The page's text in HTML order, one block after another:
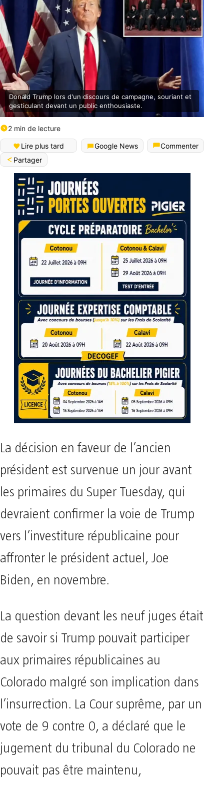
Donald Trump lors d'un discours de campagne, souriant et
gesticulant devant un public enthousiaste.
2 min de lecture
Lire plus tard Google News
Commenter
Partager
La décision en faveur de l’ancien
président est survenue un jour avant
les primaires du Super Tuesday, qui
devraient confirmer la voie de Trump
vers l’investiture républicaine pour
affronter le président actuel, Joe
Biden, en novembre.
La question devant les neuf juges était
de savoir si Trump pouvait participer
aux primaires républicaines au
Colorado malgré son implication dans
l’insurrection. La Cour suprême, par un
vote de 9 contre 0, a déclaré que le
jugement du tribunal du Colorado ne
pouvait pas être maintenu,